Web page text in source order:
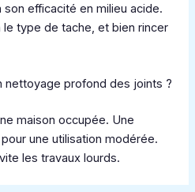
efficacité en milieu acide.
le type de tache, et bien rincer
nettoyage profond des joints ?
maison occupée. Une
une utilisation modérée.
les travaux lourds.